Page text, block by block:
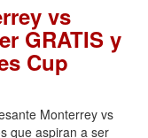
vs
GRATIS y
Cup
Monterrey vs
que aspiran a ser